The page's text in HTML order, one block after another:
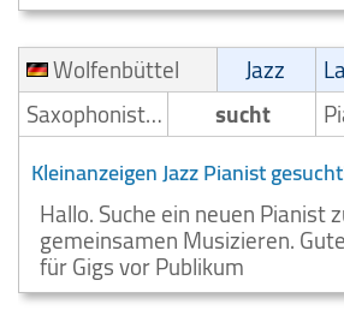
Wolfenbüttel
Jazz
Saxophonist/Saxophonspieler
sucht
Kleinanzeigen Jazz Pianist
Hallo. Suche ein neuen Pianist
gemeinsamen Musizieren.
für Gigs vor Publikum